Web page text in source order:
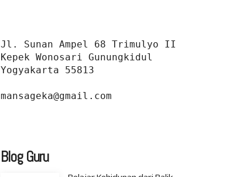
Jl. Sunan Ampel 68 Trimulyo II
Kepek Wonosari Gunungkidul
Yogyakarta 55813
mansageka@gmail.com
Blog Guru